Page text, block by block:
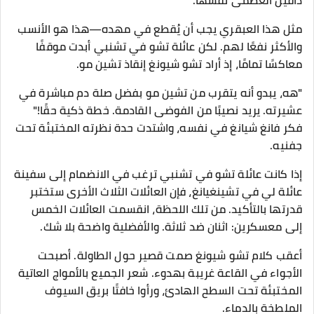
مثل هذا العبقري يجب أن يُقطع في مهده—هذا هو الأنسب
والأكثر نفعًا لهم. لكن عائلة تشو في تشنبي أبدت موقفًا
معاكسًا تمامًا، إذ أراد تشو شيونغ إنقاذ تشين مو.
"هه، يبدو أنه يتقرب من تشين مو بفضل صلة دم مباشرة في
عشيرته. يريد نصيبًا من الفوضى القادمة. خطة ذكية حقًا!"
فكر فانغ شيانغ في نفسه، واشتدت حدة نظرته المختبئة تحت
جفنيه.
إذا كانت عائلة تشو في تشنبي ترغب في الانضمام إلى سفينة
عائلة لي في تشينغيانغ، فإن العائلات الثلاث الأخرى ستختبر
قدرتها بالتأكيد. من تلك اللحظة، انقسمت العائلات الخمس
إلى معسكرين: اثنان ضد ثلاثة. والأفضلية واضحة بلا شك.
أعقب كلام تشو شيونغ صمت قصير حول الطاولة. أصبحت
الأجواء في القاعة غريبة بهدوء. شعر الجميع بالأمواج العاتية
المختبئة تحت السطح الهادئ، ورأوا خافتًا بريق السيوف
الملطخة بالدماء.